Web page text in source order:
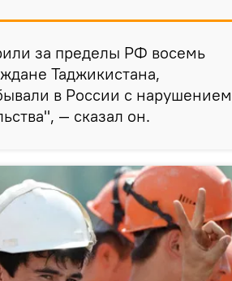
за пределы РФ восемь
Таджикистана,
в России с нарушением
— сказал он.